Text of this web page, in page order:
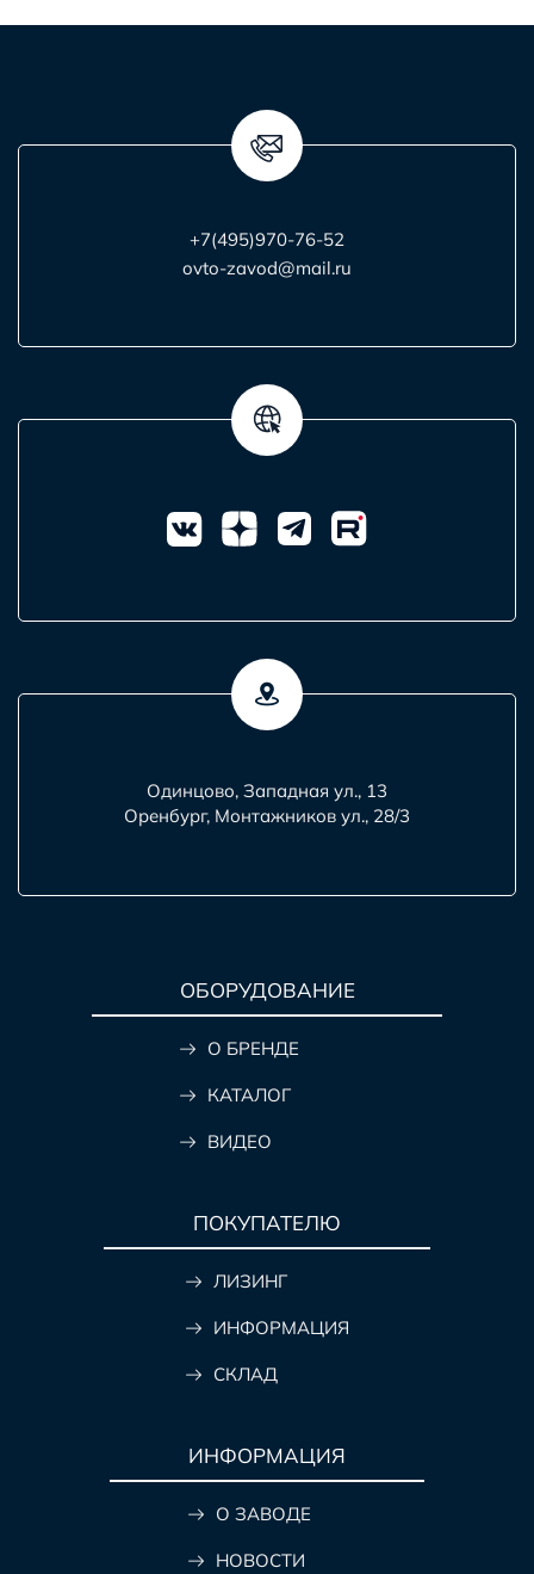
+7(495)970-76-52
ovto-zavod@mail.ru
Одинцово, Западная ул., 13
Оренбург, Монтажников ул., 28/3
ОБОРУДОВАНИЕ
О БРЕНДЕ
КАТАЛОГ
ВИДЕО
ПОКУПАТЕЛЮ
ЛИЗИНГ
ИНФОРМАЦИЯ
СКЛАД
ИНФОРМАЦИЯ
О ЗАВОДЕ
НОВОСТИ